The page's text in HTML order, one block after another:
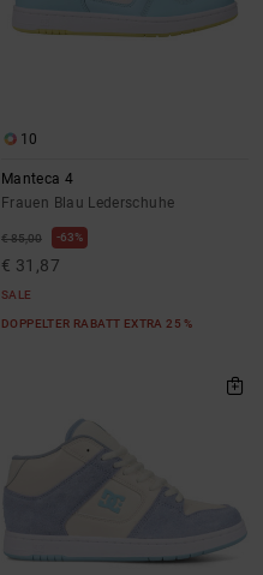
10
Manteca 4
Frauen Blau Lederschuhe
€ 85,00 63%
€ 31,87
SALE
DOPPELTER RABATT EXTRA 25 %